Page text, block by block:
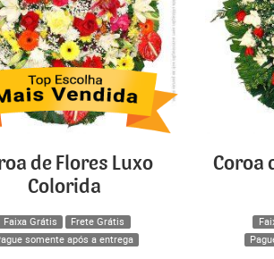
de Flores Luxo
Colorida
Faixa Grátis
Frete Grátis
somente após a entrega
Coroa